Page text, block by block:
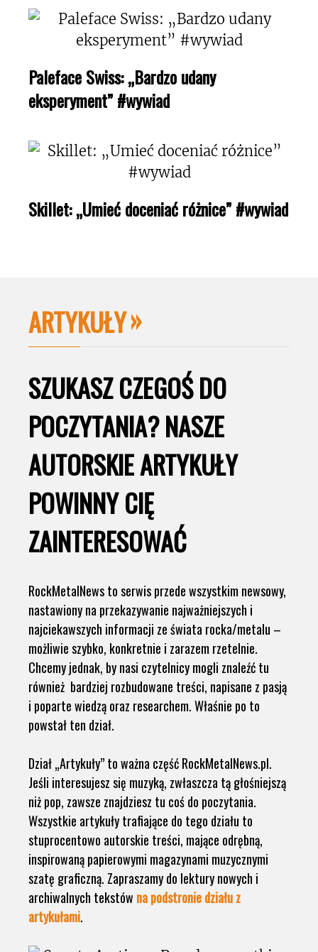
Paleface Swiss: „Bardzo udany
eksperyment” #wywiad
Skillet: „Umieć doceniać różnice” #wywiad
ARTYKUŁY
SZUKASZ CZEGOŚ DO
POCZYTANIA? NASZE
AUTORSKIE ARTYKUŁY
POWINNY CIĘ
ZAINTERESOWAĆ
RockMetalNews to serwis przede wszystkim newsowy,
nastawiony na przekazywanie najważniejszych i
najciekawszych informacji ze świata rocka/metalu –
możliwie szybko, konkretnie i zarazem rzetelnie.
Chcemy jednak, by nasi czytelnicy mogli znaleźć tu
również bardziej rozbudowane treści, napisane z pasją
i poparte wiedzą oraz researchem. Właśnie po to
powstał ten dział.
Dział „Artykuły” to ważna część RockMetalNews.pl.
Jeśli interesujesz się muzyką, zwłaszcza tą głośniejszą
niż pop, zawsze znajdziesz tu coś do poczytania.
Wszystkie artykuły trafiające do tego działu to
stuprocentowo autorskie treści, mające odrębną,
inspirowaną papierowymi magazynami muzycznymi
szatę graficzną. Zapraszamy do lektury nowych i
archiwalnych tekstów na podstronie działu z
artykułami.